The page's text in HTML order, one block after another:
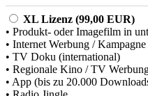
XL Lizenz (99,00 EUR)
• Produkt- oder Imagefilm in
• Internet Werbung / Kampagne
• TV Doku (international)
• Regionale Kino / TV
• App (bis zu 20.000